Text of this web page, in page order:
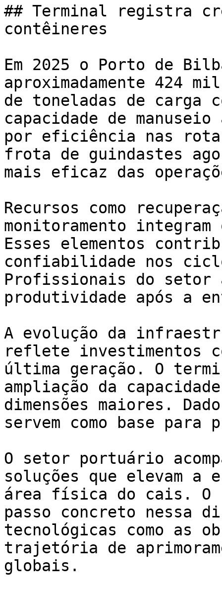
## Terminal registra
contêineres
Em 2025 o Porto de
aproximadamente 424
de toneladas de carga
capacidade de
por eficiência nas
frota de guindastes
mais eficaz das
Recursos como
monitoramento
Esses elementos
confiabilidade nos
Profissionais do setor
produtividade após a
A evolução da
reflete investimentos
última geração. O
ampliação da
dimensões maiores.
servem como base
O setor portuário
soluções que elevam a
área física do cais. O
passo concreto nessa
tecnológicas como as
trajetória de
globais.